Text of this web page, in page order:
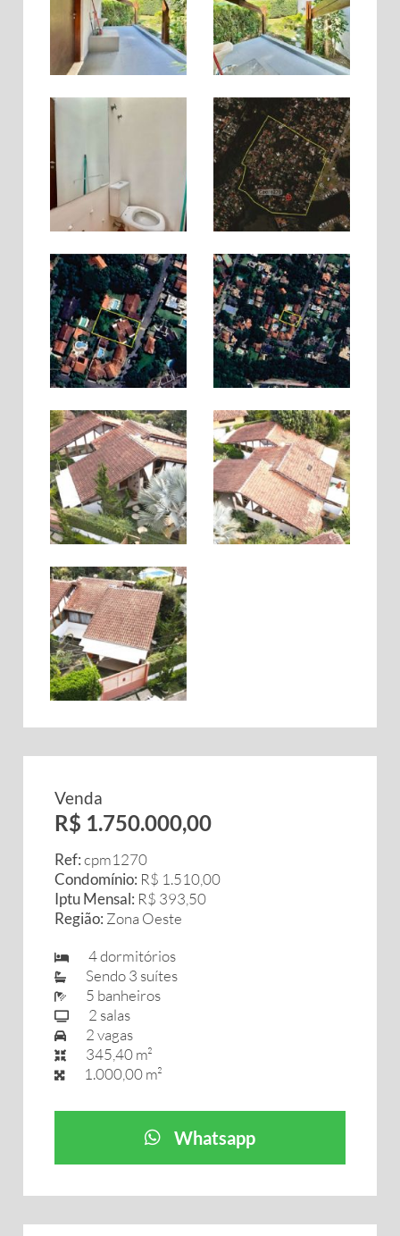
Venda
R$ 1.750.000,00
Ref:cpm1270
Condomínio: R$ 1.510,00
Iptu Mensal: R$ 393,50
Região: Zona Oeste
4 dormitórios
Sendo 3 suítes
5 banheiros
2 salas
2 vagas
345,40 m²
1.000,00 m²
Whatsapp